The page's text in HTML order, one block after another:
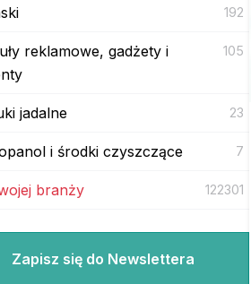
192
reklamowe, gadżety i
105
jadalne 23
i środki czyszczące 7
branży 122301
Zapisz się do Newslettera